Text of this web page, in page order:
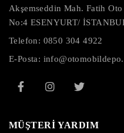
Akşemseddin Mah. Fatih
No:4 ESENYURT/
Telefon: 0850 304 4922
E-Posta:
MÜŞTERİ YARDIM